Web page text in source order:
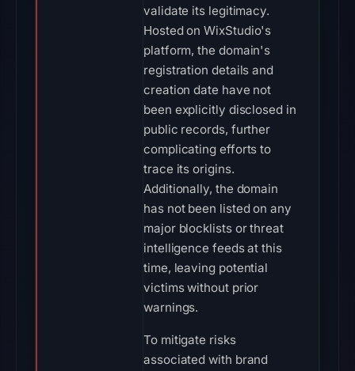
validate its legitimacy.
Hosted on WixStudio's
platform, the domain's
registration details and
creation date have not
been explicitly disclosed in
public records, further
complicating efforts to
trace its origins.
Additionally, the domain
has not been listed on any
major blocklists or threat
intelligence feeds at this
time, leaving potential
victims without prior
warnings.
To mitigate risks
associated with brand